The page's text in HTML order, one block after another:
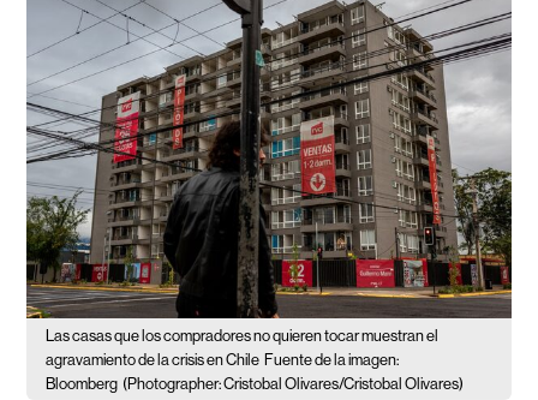
Las casas que los compradores no quieren tocar muestran el
agravamiento de la crisis en Chile Fuente de la imagen:
Bloomberg (Photographer: Cristobal Olivares/Cristobal Olivares)